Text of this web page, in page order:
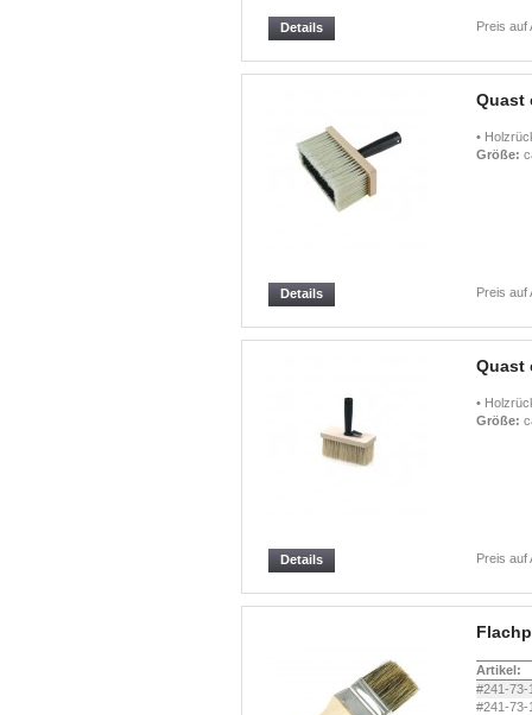
Preis auf
Details
Quast
•
Größe:
Preis auf
Details
Quast
•
Größe:
Preis auf
Details
Artikel:
#241-73-
#241-73-